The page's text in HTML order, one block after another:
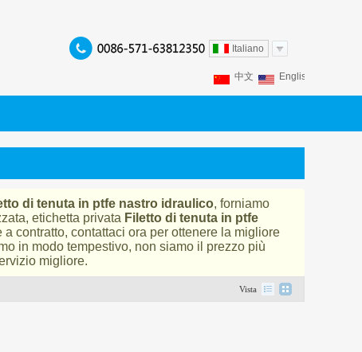
Italiano
中文 English
Español
Italiano
di tenuta in ptfe nastro idraulico, forniamo
etichetta privata Filetto di tenuta in ptfe
a contratto, contattaci ora per ottenere la migliore
in modo tempestivo, non siamo il prezzo più
migliore.
Vista